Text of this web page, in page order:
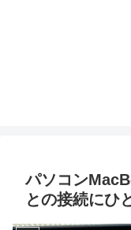
パソコン
との接続にひ